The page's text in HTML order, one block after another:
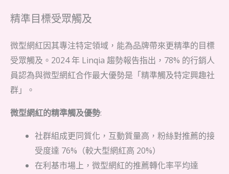
精準目標受眾觸及
微型網紅因其專注特定領域，能為品牌帶來更精準的目標
受眾觸及。2024 年 Linqia 趨勢報告指出，78% 的行銷人
員認為與微型網紅合作最大優勢是「精準觸及特定興趣社
群」。
微型網紅的精準觸及優勢:
社群組成更同質化，互動質量高，粉絲對推薦的接
受度達 76%（較大型網紅高 20%）
在利基市場上，微型網紅的推薦轉化率平均達